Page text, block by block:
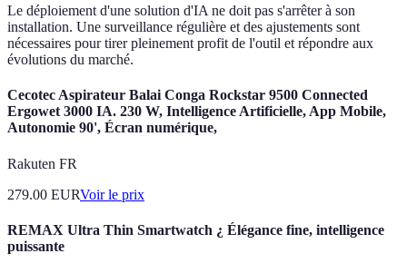
Le déploiement d'une solution d'IA ne doit pas s'arrêter à son
installation. Une surveillance régulière et des ajustements sont
nécessaires pour tirer pleinement profit de l'outil et répondre aux
évolutions du marché.
Cecotec Aspirateur Balai Conga Rockstar 9500 Connected
Ergowet 3000 IA. 230 W, Intelligence Artificielle, App Mobile,
Autonomie 90', Écran numérique,
Rakuten FR
279.00 EURVoir le prix
REMAX Ultra Thin Smartwatch ¿ Élégance fine, intelligence
puissante